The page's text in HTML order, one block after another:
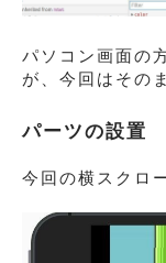
パソコン画面の
が、今回はその
パーツの設置
今回の横スクロ